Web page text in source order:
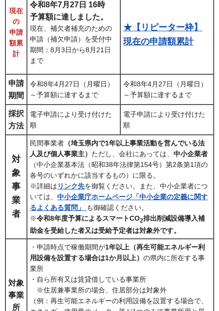
現在
の
申請
額累
計
令和8年7月27日 16時
予算額に達しました。
現在、補欠者補充のための
申請（補欠申請）を受付中
期間：8月3日から8月21日
まで
★【リピーター枠】
現在の申請額累計
申請
期間
令和8年4月27日（月曜日）
～予算額に達するまで
令和8年4月27日（月曜日）
～予算額に達するまで
採択
方法
電子申請により受け付けた
順
電子申請により受け付けた
順
対
象
事
業
者
民間事業者 （埼玉県内で1年以上事業活動を営んでいる法
人及び個人事業主） ただし、会社にあっては、 中小企業者
（中小企業基本法（昭和38年法律第154号）第2条第1項の
各号のいずれかに該当するもの）に限る。
※詳細は リンク先を御覧ください。また、中小企業者につ
いては、 中小企業庁ホームページ「中小企業の定義に関す
るよくある質問」
も御確認ください。
※令和8年度予算によるスマートCO2排出削減設備導入補
助金を受給した者又は受給予定者は対象外です。
対象
事業
所
・申請時点で稼働期間が1年以上（再生可能エネルギー利
用設備を設置する場合は1か月以上） の県内に所在する事
業所
・自ら所有又は賃貸借している事業所
※住居兼事業所の場合、住居部分は対象外
（例：再生可能エネルギーの利用設備を設置する場合で、